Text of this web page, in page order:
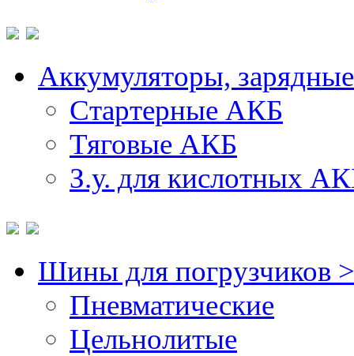
Аккумуляторы,
Стартерные АКБ
Тяговые АКБ
З.у. для кислотных
Шины для погрузчиков >
Пневматические
Цельнолитые